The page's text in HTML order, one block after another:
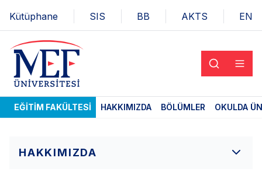
Kütüphane SIS BB AKTS EN
EĞITIM FAKÜLTESI HAKKIMIZDA BÖLÜMLER OKULDA
HAKKIMIZDA